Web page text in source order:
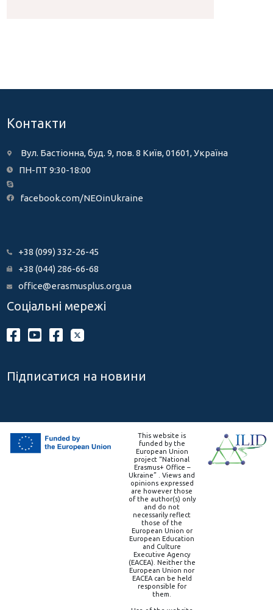
Контакти
Вул. Бастіонна, буд. 9, пов. 8 Київ, 01601, Україна
ПН-ПТ 9:30-18:00
facebook.com/NEOinUkraine
+38 (099) 332-26-45
+38 (044) 286-66-68
office@erasmusplus.org.ua
Соціальні мережі
Підписатися на новини
This website is
funded by the
European Union
project “National
Erasmus+ Office –
Ukraine” . Views and
opinions expressed
are however those
of the author(s) only
and do not
necessarily reflect
those of the
European Union or
European Education
and Culture
Executive Agency
(EACEA). Neither the
European Union nor
EACEA can be held
responsible for
them.